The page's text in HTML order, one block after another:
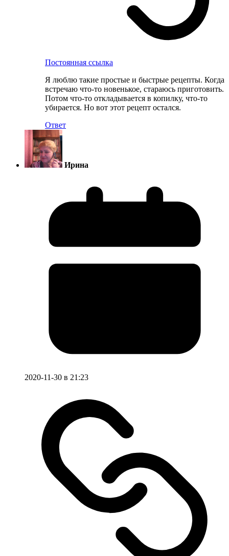
Постоянная ссылка
Я люблю такие простые и быстрые рецепты. Когда
встречаю что-то новенькое, стараюсь приготовить.
Потом что-то откладывается в копилку, что-то
убирается. Но вот этот рецепт остался.
Ответ
Ирина
2020-11-30 в 21:23